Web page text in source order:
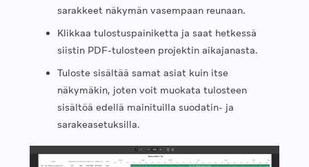
sarakkeet näkymän vasempaan reunaan.
Klikkaa tulostuspainiketta ja saat hetkessä
siistin PDF-tulosteen projektin aikajanasta.
Tuloste sisältää samat asiat kuin itse
näkymäkin, joten voit muokata tulosteen
sisältöä edellä mainituilla suodatin- ja
sarakeasetuksilla.